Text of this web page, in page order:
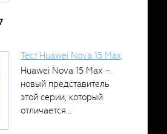
Тест Huawei Nova 15 Max
Huawei Nova 15 Max –
новый представитель
этой серии, который
отличается...